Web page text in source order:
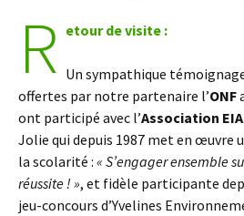
R etour de visite :
Un sympathique
offertes par notre partenaire l’ONF
ont participé avec l’Association
Jolie qui depuis 1987 met en œuvre
la scolarité : « S’engager ensemble
réussite ! », et fidèle participante
jeu-concours d’Yvelines